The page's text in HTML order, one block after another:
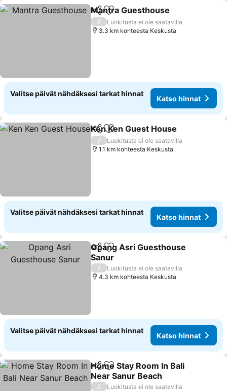
Jaa Lisää suosikkeihin
Mantra Guesthouse
/
Luokitusta ei ole saatavilla
3.3 km kohteesta Keskusta
Valitse päivät nähdäksesi tarkat hinnat
Katso hinnat
Jaa Lisää suosikkeihin
Ken Ken Guest House
/
Luokitusta ei ole saatavilla
1.1 km kohteesta Keskusta
Valitse päivät nähdäksesi tarkat hinnat
Katso hinnat
Jaa Lisää suosikkeihin
Opang Asri Guesthouse
Sanur
/
Luokitusta ei ole saatavilla
4.3 km kohteesta Keskusta
Valitse päivät nähdäksesi tarkat hinnat
Katso hinnat
Jaa Lisää suosikkeihin
Home Stay Room In Bali
Near Sanur Beach
/
Luokitusta ei ole saatavilla